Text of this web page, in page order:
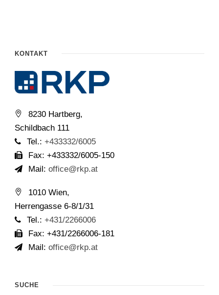
KONTAKT
8230 Hartberg,
Schildbach 111
Tel.: +433332/6005
Fax: +433332/6005-150
Mail: office@rkp.at
1010 Wien,
Herrengasse 6-8/1/31
Tel.: +431/2266006
Fax: +431/2266006-181
Mail: office@rkp.at
SUCHE